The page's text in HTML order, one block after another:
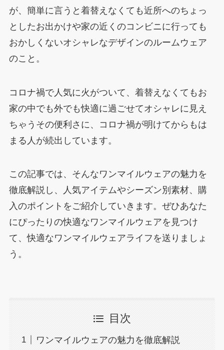
が、簡単に言うと着替えなくても近所へのちょっ
としたお出かけや家の近くのコンビニに行っても
おかしくないオシャレなデザインのルームウェア
のこと。
コロナ禍で人気に火がついて、着替えなくてもお
家の中でも外でも快適に過ごせてオシャレに見え
ちゃうその便利さに、コロナ禍が明けてからもは
まる人が続出しています。
この記事では、そんなワンマイルウェアの魅力を
徹底解説し、人気アイテムやシーズン別素材、購
入のポイントをご紹介していきます。ぜひあなた
にぴったりの快適なワンマイルウェアを見つけ
て、快適なワンマイルウェアライフを送りましょ
う。
目次
ワンマイルウェアの魅力を徹底解説